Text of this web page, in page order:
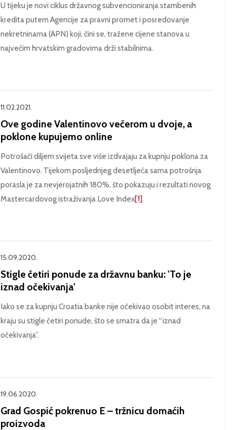
U tijeku je novi ciklus državnog subvencioniranja stambenih
kredita putem Agencije za pravni promet i posredovanje
nekretninama (APN) koji, čini se, tražene cijene stanova u
najvećim hrvatskim gradovima drži stabilnima.
11.02.2021.
Ove godine Valentinovo večerom u dvoje, a
poklone kupujemo online
Potrošači diljem svijeta sve više izdvajaju za kupnju poklona za
Valentinovo. Tijekom posljednjeg desetljeća sama potrošnja
porasla je za nevjerojatnih 180%, što pokazuju i rezultati novog
Mastercardovog istraživanja Love Index[1].
15.09.2020.
Stigle četiri ponude za državnu banku: 'To je
iznad očekivanja'
Iako se za kupnju Croatia banke nije očekivao osobit interes, na
kraju su stigle četiri ponude, što se smatra da je “iznad
očekivanja”.
19.06.2020.
Grad Gospić pokrenuo E – tržnicu domaćih
proizvoda